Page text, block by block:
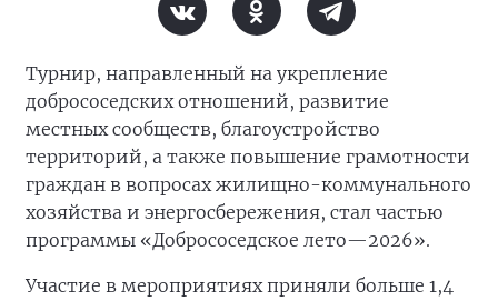
Турнир, направленный на укрепление
добрососедских отношений, развитие
местных сообществ, благоустройство
территорий, а также повышение грамотности
граждан в вопросах жилищно-коммунального
хозяйства и энергосбережения, стал частью
программы «Добрососедское лето—2026».
Участие в мероприятиях приняли больше 1,4